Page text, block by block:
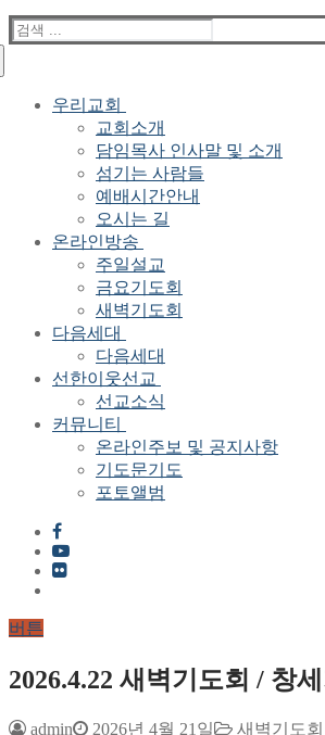
검
색
우리교회
교회소개
담임목사 인사말 및 소개
섬기는 사람들
예배시간안내
오시는 길
온라인방송
주일설교
금요기도회
새벽기도회
다음세대
다음세대
선한이웃선교
선교소식
커뮤니티
온라인주보 및 공지사항
기도문기도
포토앨범
버튼
2026.4.22 새벽기도회 / 창
admin 2026년 4월 21일 새벽기도회